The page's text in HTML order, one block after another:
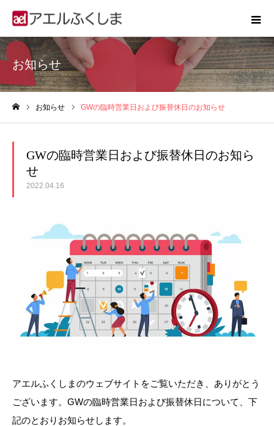
お知らせ
お知らせ GWの臨時営業日および振替休日のお知らせ
GWの臨時営業日および振替休日のお知ら
せ
2022.04.16
アエルふくしまのウェブサイトをご覧いただき、ありがとう
ございます。GWの臨時営業日および振替休日について、下
記のとおりお知らせします。